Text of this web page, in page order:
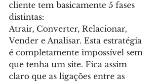
cliente tem basicamente 5 fases
distintas:
Atrair, Converter, Relacionar,
Vender e Analisar. Esta estratégia
é completamente impossível sem
que tenha um site. Fica assim
claro que as ligações entre as